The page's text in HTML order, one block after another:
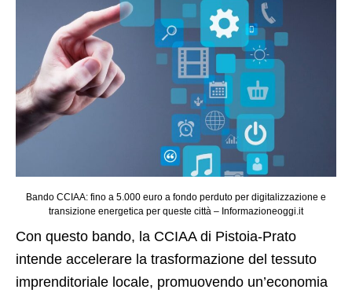
Bando CCIAA: fino a 5.000 euro a fondo perduto per digitalizzazione e
transizione energetica per queste città – Informazioneoggi.it
Con questo bando, la CCIAA di Pistoia-Prato
intende accelerare la trasformazione del tessuto
imprenditoriale locale, promuovendo un’economia